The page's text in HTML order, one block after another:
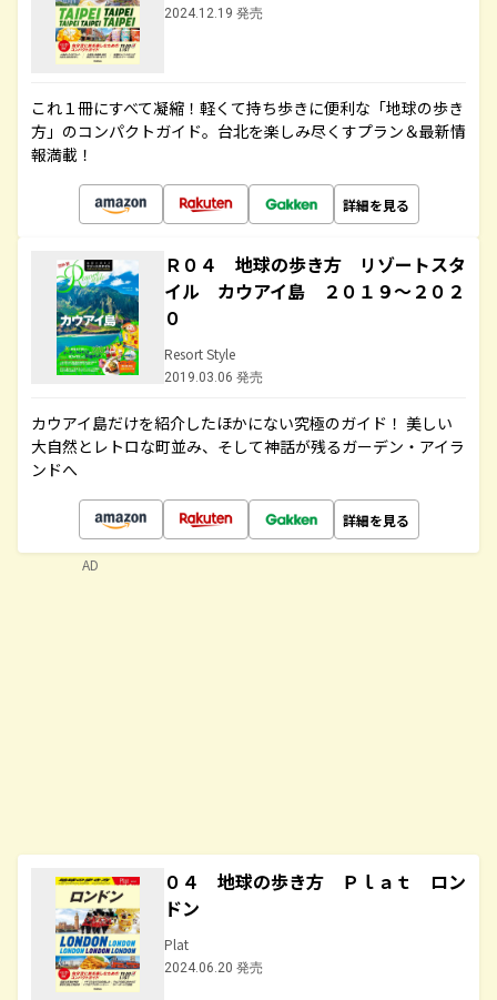
2024.12.19 発売
これ１冊にすべて凝縮！軽くて持ち歩きに便利な「地球の歩き
方」のコンパクトガイド。台北を楽しみ尽くすプラン＆最新情
報満載！
詳細を見る
Ｒ０４ 地球の歩き方 リゾートスタ
イル カウアイ島 ２０１９～２０２
０
Resort Style
2019.03.06 発売
カウアイ島だけを紹介したほかにない究極のガイド！ 美しい
大自然とレトロな町並み、そして神話が残るガーデン・アイラ
ンドへ
詳細を見る
０４ 地球の歩き方 Ｐｌａｔ ロン
ドン
Plat
2024.06.20 発売
AD